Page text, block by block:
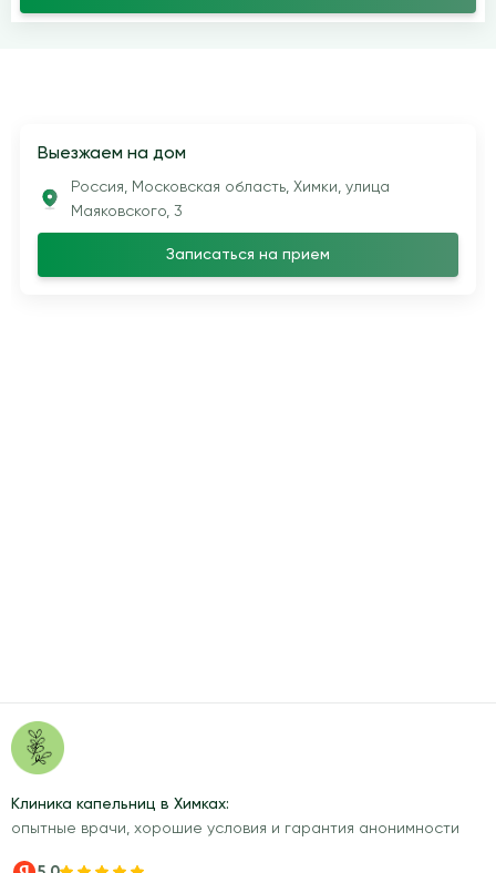
Выезжаем на дом
Россия, Московская область, Химки, улица
Маяковского, 3
Записаться на прием
Клиника капельниц в Химках:
опытные врачи, хорошие условия и гарантия анонимности